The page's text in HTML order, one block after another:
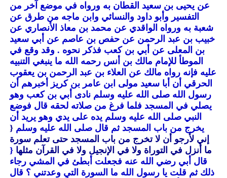
عن يحيى بن سعيد القطان به ورواه في موضع آخر من
التفسير وأبو داود والنسائي وابن ماجه من طرق عن
شعبة به ورواه الواقدي عن محمد بن معاذ الأنصاري عن
خبيب بن عبد الرحمن عن حفص بن عاصم عن أبي سعيد
بن المعلى عن أبي بن كعب فذكر نحوه . وقد وقع في
الموطأ للإمام مالك بن أنس رحمه الله ما ينبغي التنبيه
عليه فإنه رواه مالك عن العلاء بن عبد الرحمن بن يعقوب
الحرقي أن أبا سعيد مولى ابن عامر بن كريز أخبرهم أن
رسول الله صلى الله عليه وسلم نادى أبي بن كعب وهو
يصلي في المسجد فلما فرغ من صلاته لحقه قال فوضع
النبي صلى الله عليه وسلم يده على يدي وهو يريد أن
يخرج من باب المسجد ثم قال صلى الله عليه وسلم {
إني لأرجو أن لا تخرج من باب المسجد حتى تعلم سورة
ما أنزل في التوراة ولا في الإنجيل ولا في القرآن مثلها {
قال أبي رضي الله عنه فجعلت أبطئ في المشي رجاء
ذلك ثم قلت يا رسول الله ما السورة التي وعدتني ؟ قال